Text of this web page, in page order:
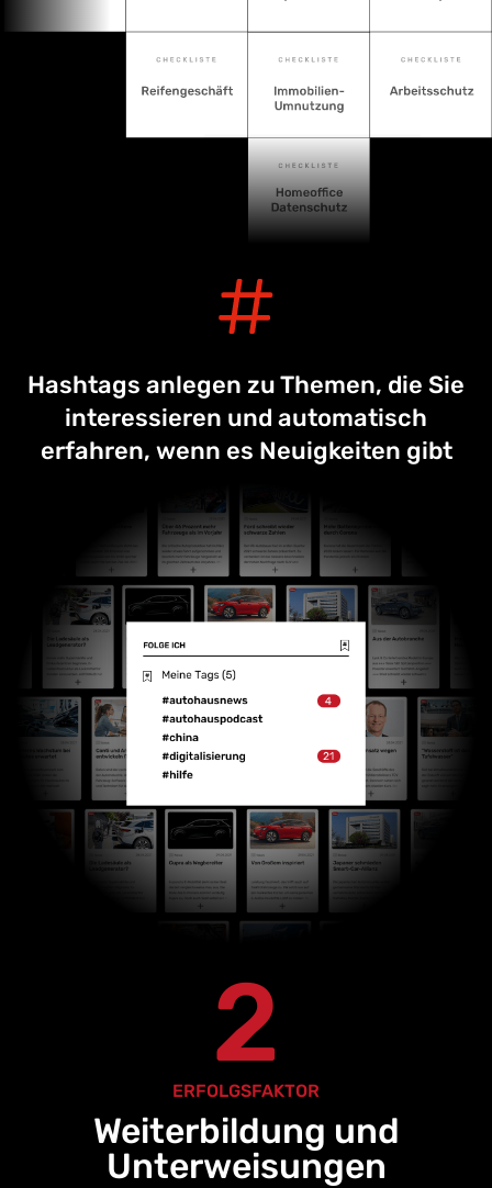
Hashtags anlegen zu Themen, die Sie
interessieren und automatisch
erfahren, wenn es Neuigkeiten gibt
2
ERFOLGSFAKTOR
Weiterbildung und
Unterweisungen